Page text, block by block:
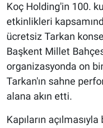
Koç Holding'in 100.
etkinlikleri
ücretsiz Tarkan
Başkent Millet
organizasyonda on
Tarkan'ın sahne
alana akın etti.
Kapıların
ÇEVRE
HABERDE İNSAN
POLİTİKA
MAGAZİN